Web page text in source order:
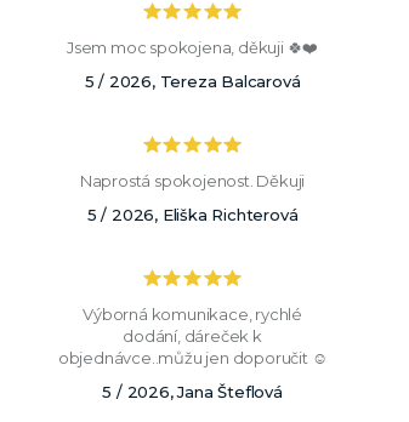
Jsem moc spokojena, děkuji 🍀❤️
5 / 2026, Tereza Balcarová
Naprostá spokojenost. Děkuji
5 / 2026, Eliška Richterová
Výborná komunikace, rychlé
dodání, dáreček k
objednávce..můžu jen doporučit ☺️
5 / 2026, Jana Šteflová